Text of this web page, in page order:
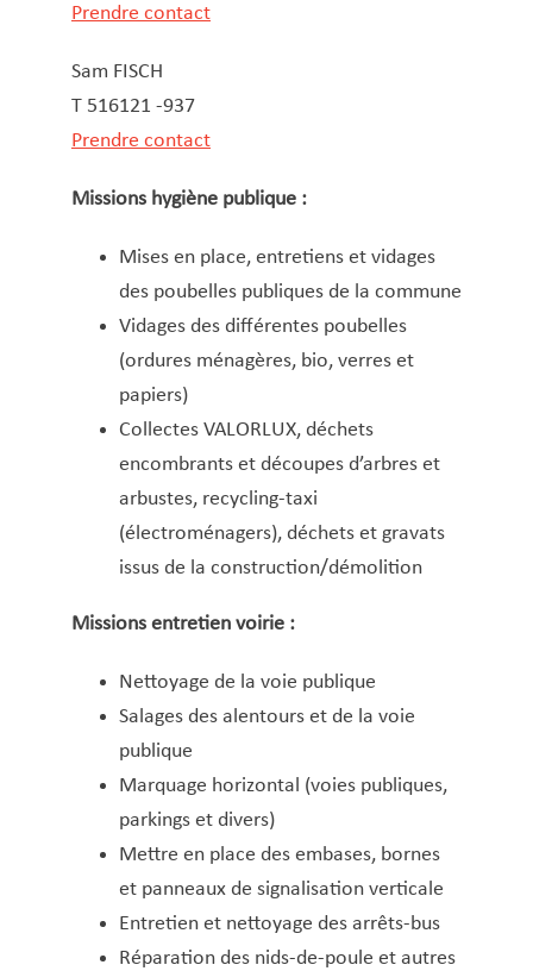
Prendre contact
Sam FISCH
T 516121 -937
Prendre contact
Missions hygiène publique :
Mises en place, entretiens et vidages
des poubelles publiques de la commune
Vidages des différentes poubelles
(ordures ménagères, bio, verres et
papiers)
Collectes VALORLUX, déchets
encombrants et découpes d’arbres et
arbustes, recycling-taxi
(électroménagers), déchets et gravats
issus de la construction/démolition
Missions entretien voirie :
Nettoyage de la voie publique
Salages des alentours et de la voie
publique
Marquage horizontal (voies publiques,
parkings et divers)
Mettre en place des embases, bornes
et panneaux de signalisation verticale
Entretien et nettoyage des arrêts-bus
Réparation des nids-de-poule et autres